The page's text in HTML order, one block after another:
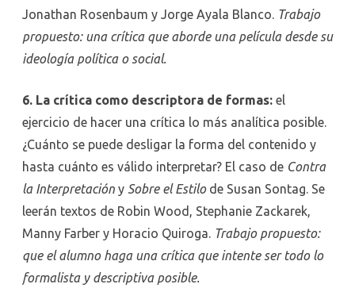
Jonathan Rosenbaum y Jorge Ayala Blanco. Trabajo
propuesto: una crítica que aborde una película desde su
ideología política o social.
6. La crítica como descriptora de formas: el
ejercicio de hacer una crítica lo más analítica posible.
¿Cuánto se puede desligar la forma del contenido y
hasta cuánto es válido interpretar? El caso de Contra
la Interpretación y Sobre el Estilode Susan Sontag. Se
leerán textos de Robin Wood, Stephanie Zackarek,
Manny Farber y Horacio Quiroga. Trabajo propuesto:
que el alumno haga una crítica que intente ser todo lo
formalista y descriptiva posible.